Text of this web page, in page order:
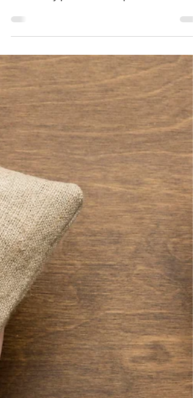
territorios y para ello es imprescindible
capturar el gobierno y el sistema de
seguridad y justicia. Ya quedó atrás la
artesanal donde se trataba sólo de vender
mariguana y cocaína en algunas ciudades
del país y pasarla a los Estados Unidos.
cárteles ya no dependen sólo del
narcotráfico tradicional. Se han expandido
hacia el narcotráfico global, huachicol,
extorsión, drogas químicas de